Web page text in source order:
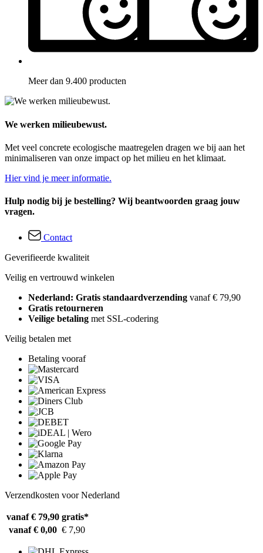
Meer dan 9.400 producten
We werken milieubewust.
Met veel concrete ecologische maatregelen dragen we bij aan het
minimaliseren van onze impact op het milieu en het klimaat.
Hier vind je meer informatie.
Hulp nodig bij je bestelling? Wij beantwoorden graag jouw
vragen.
Contact
Geverifieerde kwaliteit
Veilig en vertrouwd winkelen
Nederland: Gratis standaardverzending vanaf € 79,90
Gratis retourneren
Veilige betaling met SSL-codering
Veilig betalen met
Betaling vooraf
Verzendkosten voor Nederland
vanaf € 79,90 gratis*
vanaf € 0,00 € 7,90